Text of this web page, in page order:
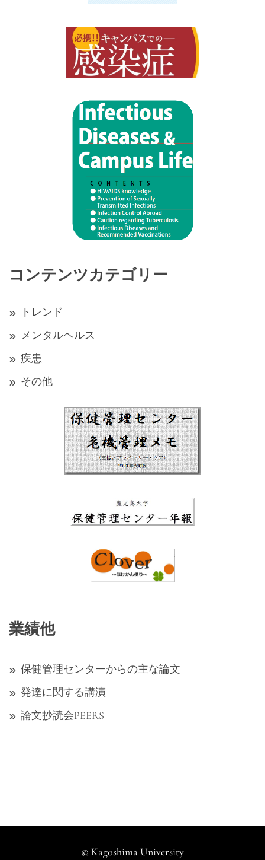
コンテンツカテゴリー
トレンド
メンタルヘルス
疾患
その他
業績他
保健管理センターからの主な論文
発達に関する講演
論文抄読会PEERS
© Kagoshima University